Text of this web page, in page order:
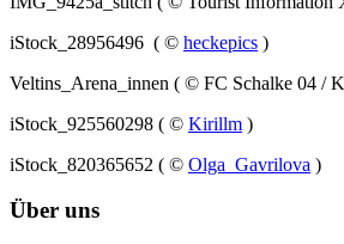
iStock_28956496 ( © heckepics )
Veltins_Arena_innen ( © FC Schalke 04 /
iStock_925560298 ( © Kirillm )
iStock_820365652 ( © Olga_Gavrilova )
Über uns